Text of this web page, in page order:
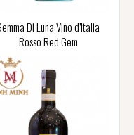
Di Luna Vino d’Italia
Rosso Red Gem